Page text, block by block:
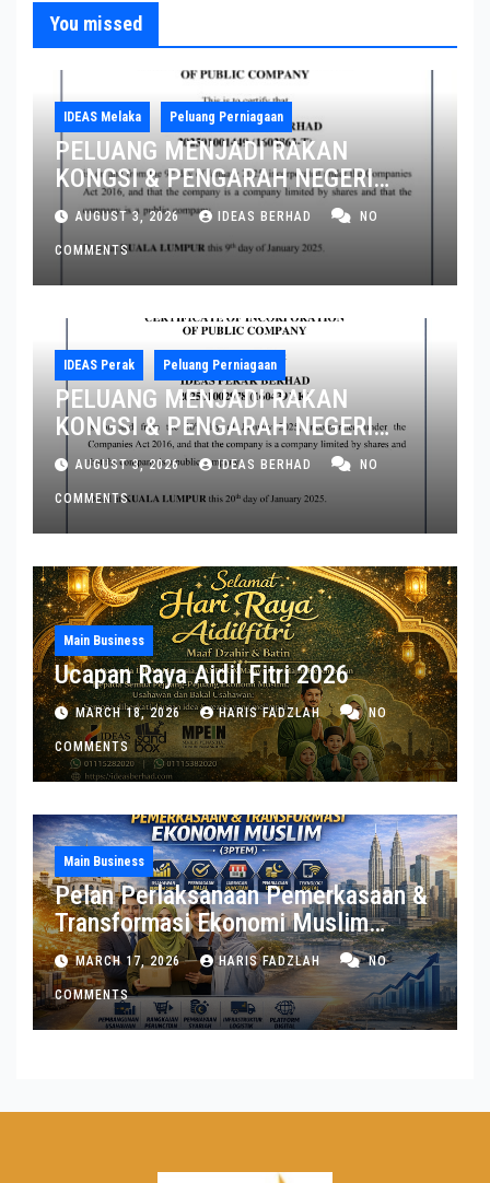
You missed
IDEAS Melaka Peluang Perniagaan
PELUANG MENJADI RAKAN
KONGSI & PENGARAH NEGERI
MELAKA DAN JOHOR
AUGUST 3, 2026 IDEAS BERHAD NO
COMMENTS
IDEAS Perak Peluang Perniagaan
PELUANG MENJADI RAKAN
KONGSI & PENGARAH NEGERI
PERAK DAN PULAU PINANG
AUGUST 3, 2026 IDEAS BERHAD NO
COMMENTS
Main Business
Ucapan Raya Aidil Fitri 2026
MARCH 18, 2026 HARIS FADZLAH NO
COMMENTS
Main Business
Pelan Perlaksanaan Pemerkasaan &
Transformasi Ekonomi Muslim
(3PTEM)
MARCH 17, 2026 HARIS FADZLAH NO
COMMENTS